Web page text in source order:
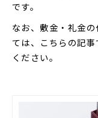
です。
なお、敷金・礼金
ては、こちらの記
ください。